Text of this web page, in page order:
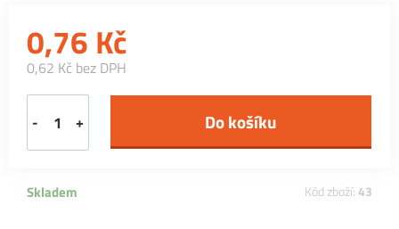
0,76 Kč
0,62 Kč bez DPH
- +
Skladem Kód zboží: 43